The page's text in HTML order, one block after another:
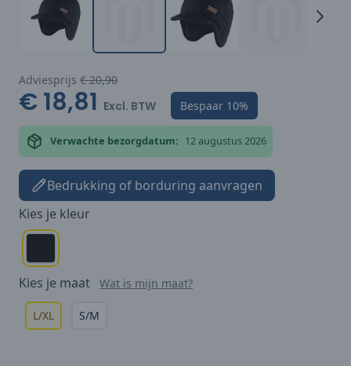
Adviesprijs € 20,90
€ 18,81 Excl. BTW Bespaar 10%
Verwachte bezorgdatum: 12 augustus 2026
Bedrukking of borduring aanvragen
Kies je kleur
Kies je maat Wat is mijn maat?
L/XL S/M